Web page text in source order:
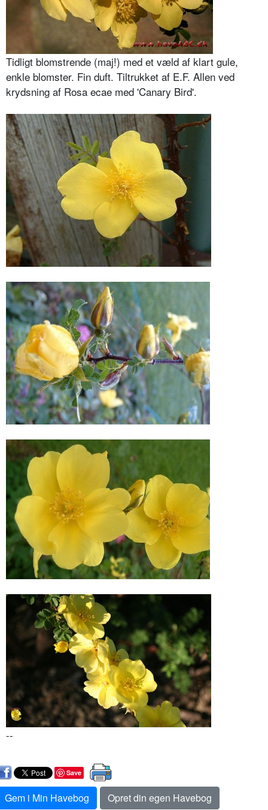
Tidligt blomstrende (maj!) med et væld af klart gule,
enkle blomster. Fin duft. Tiltrukket af E.F. Allen ved
krydsning af Rosa ecae med 'Canary Bird'.
--
Save
Gem i Min Havebog
Opret din egen Havebog